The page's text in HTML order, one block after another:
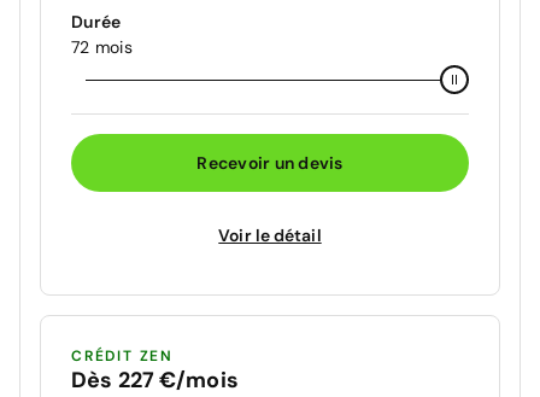
Durée
72 mois
Recevoir un devis
Voir le détail
CRÉDIT ZEN
Dès 227 €/mois